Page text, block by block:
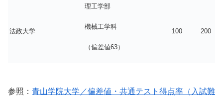
法政大学
理工学部
機械工学科
（偏差値63）
100 200
参照： 青山学院大学／偏差値・共通テスト得点率（入試難